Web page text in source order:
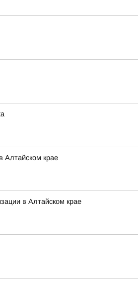
Алтайском крае
в Алтайском крае